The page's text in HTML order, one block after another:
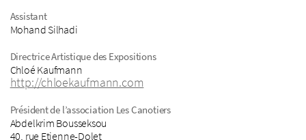
Assistant
Mohand Silhadi
Directrice Artistique des Expositions
Chloé Kaufmann
http://chloekaufmann.com
Président de l’association Les Canotiers
Abdelkrim Bousseksou
40, rue Etienne-Dolet